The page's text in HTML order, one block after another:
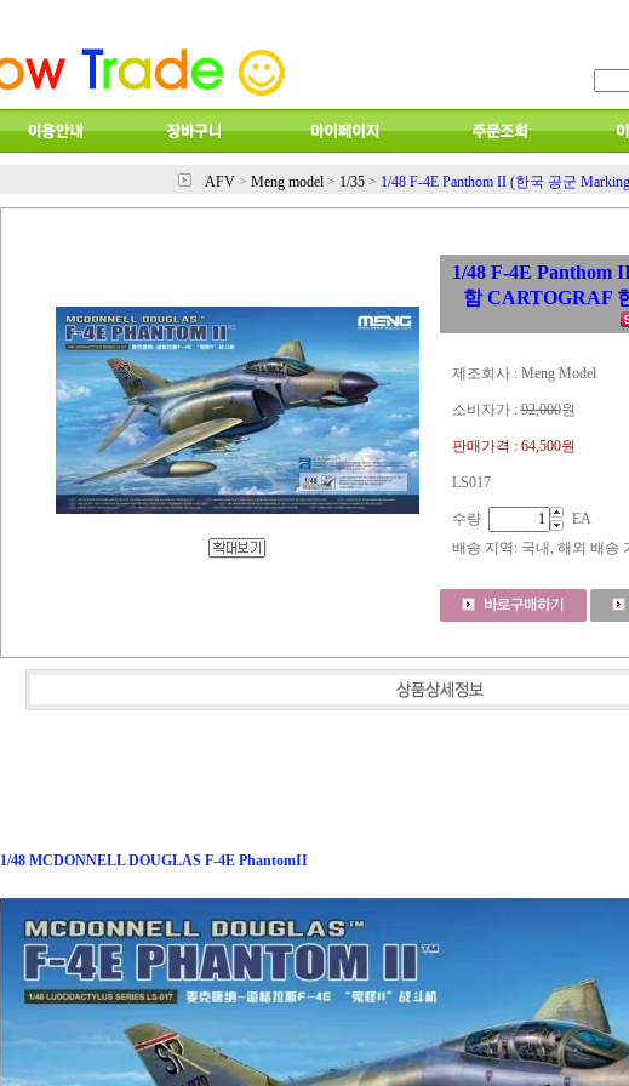
AFV > Meng model > 1/35 > 1/48 F-4E Panthom II (한국 공군
1/48 F-4E Panthom
함 CARTOGRAF
제조회사 : Meng Model
소비자가 :92,000원
판매가격 : 64,500원
LS017
수량
EA
배송 지역 : 국내, 해외 배송
1/48 MCDONNELL DOUGLAS F-4E PhantomII